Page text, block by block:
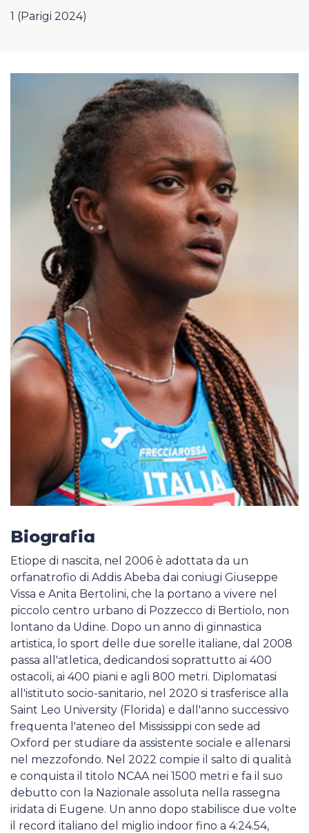
1 (Parigi 2024)
Biografia
Etiope di nascita, nel 2006 è adottata da un
orfanatrofio di Addis Abeba dai coniugi Giuseppe
Vissa e Anita Bertolini, che la portano a vivere nel
piccolo centro urbano di Pozzecco di Bertiolo, non
lontano da Udine. Dopo un anno di ginnastica
artistica, lo sport delle due sorelle italiane, dal 2008
passa all'atletica, dedicandosi soprattutto ai 400
ostacoli, ai 400 piani e agli 800 metri. Diplomatasi
all'istituto socio-sanitario, nel 2020 si trasferisce alla
Saint Leo University (Florida) e dall'anno successivo
frequenta l'ateneo del Mississippi con sede ad
Oxford per studiare da assistente sociale e allenarsi
nel mezzofondo. Nel 2022 compie il salto di qualità
e conquista il titolo NCAA nei 1500 metri e fa il suo
debutto con la Nazionale assoluta nella rassegna
iridata di Eugene. Un anno dopo stabilisce due volte
il record italiano del miglio indoor fino a 4:24.54,